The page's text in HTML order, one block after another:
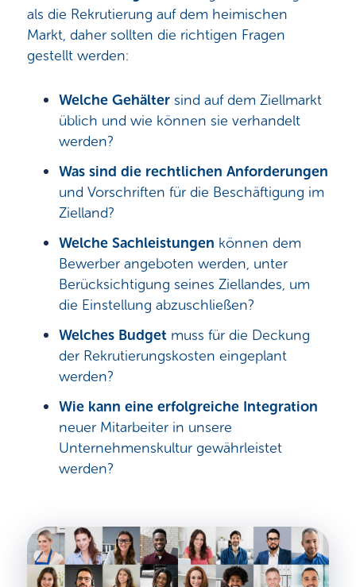
als die Rekrutierung auf dem heimischen
Markt, daher sollten die richtigen Fragen
gestellt werden:
Welche Gehältersind auf dem Ziellmarkt
üblich und wie können sie verhandelt
werden?
Was sind die rechtlichen Anforderungen
und Vorschriften für die Beschäftigung im
Zielland?
Welche Sachleistungen können dem
Bewerber angeboten werden, unter
Berücksichtigung seines Ziellandes, um
die Einstellung abzuschließen?
Welches Budget muss für die Deckung
der Rekrutierungskosten eingeplant
werden?
Wie kann eine erfolgreiche Integration
neuer Mitarbeiter in unsere
Unternehmenskultur gewährleistet
werden?